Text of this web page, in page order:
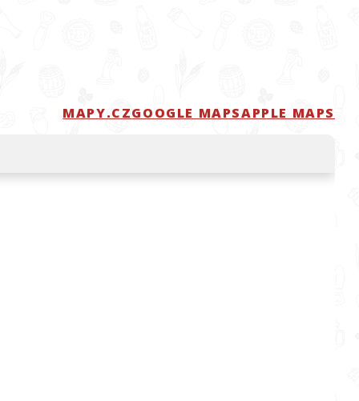
MAPY.CZGOOGLE MAPSAPPLE MAPS